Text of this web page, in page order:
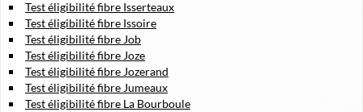
Test éligibilité fibre Isserteaux
Test éligibilité fibre Issoire
Test éligibilité fibre Job
Test éligibilité fibre Joze
Test éligibilité fibre Jozerand
Test éligibilité fibre Jumeaux
Test éligibilité fibre La Bourboule